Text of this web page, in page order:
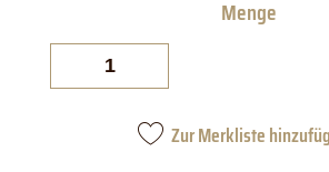
Zur Merkliste